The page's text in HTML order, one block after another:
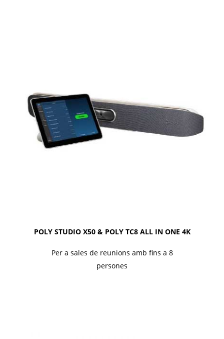
POLY STUDIO X50 & POLY TC8 ALL IN ONE 4K
Per a sales de reunions amb fins a 8
persones